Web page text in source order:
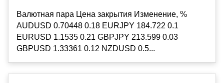
Валютная пара Цена закрытия Изменение, %
AUDUSD 0.70448 0.18 EURJPY 184.722 0.1
EURUSD 1.1535 0.21 GBPJPY 213.599 0.03
GBPUSD 1.33361 0.12 NZDUSD 0.5...